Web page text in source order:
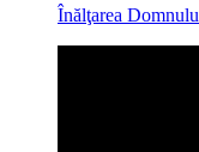
Înălţarea